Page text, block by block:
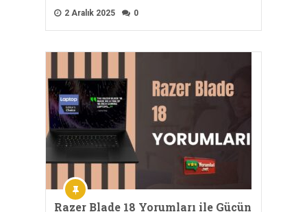
2 Aralık 2025 0
Razer Blade 18 Yorumları ile Gücün